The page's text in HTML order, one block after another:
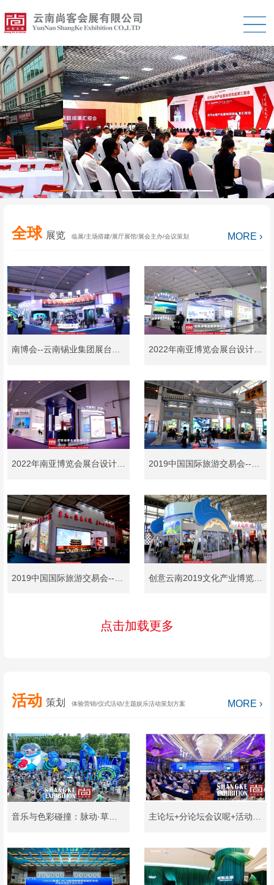
全球 展览 临展/主场搭建/展厅展馆/展会主办/会议策划 MORE ›
南博会--云南锡业集团展台设计和制作 2022年南亚博览会展台设计搭建——南方电网展台设计、搭建
2022年南亚博览会展台设计搭建——中国银行展台设计、搭建 2019中国国际旅游交易会---和顺小镇展台设计及搭建
创意云南2019文化产业博览会（简称“文博会”）玉溪展台设计及搭建
点击加载更多
活动 策划 体验营销/仪式活动/主题娱乐活动策划方案 MORE ›
音乐与色彩碰撞：脉动·草莓音乐节美陈设计 主论坛+分论坛会议呢+活动策划